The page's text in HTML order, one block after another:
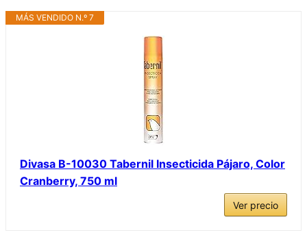
MÁS VENDIDO N.º 7
Divasa B-10030 Tabernil Insecticida Pájaro, Color
Cranberry, 750 ml
Ver precio